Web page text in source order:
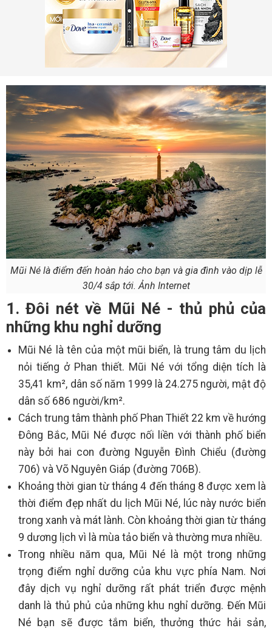
Mũi Né là điểm đến hoàn hảo cho bạn và gia đình vào dịp lễ
30/4 sắp tới. Ảnh Internet
1. Đôi nét về Mũi Né - thủ phủ của
những khu nghỉ dưỡng
Mũi Né là tên của một mũi biển, là trung tâm du lịch
nỏi tiếng ở Phan thiết. Mũi Né với tổng diện tích là
35,41 km², dân số năm 1999 là 24.275 người, mật độ
dân số 686 người/km².
Cách trung tâm thành phố Phan Thiết 22 km về hướng
Đông Bắc, Mũi Né được nối liền với thành phố biển
này bởi hai con đường Nguyễn Đình Chiểu (đường
706) và Võ Nguyên Giáp (đường 706B).
Khoảng thời gian từ tháng 4 đến tháng 8 được xem là
thời điểm đẹp nhất du lịch Mũi Né, lúc này nước biển
trong xanh và mát lành. Còn khoảng thời gian từ tháng
9 dương lịch vì là mùa tảo biển và thường mưa nhiều.
Trong nhiều năm qua, Mũi Né là một trong những
trọng điểm nghỉ dưỡng của khu vực phía Nam. Nơi
đây dịch vụ nghỉ dưỡng rất phát triển được mệnh
danh là thủ phủ của những khu nghỉ dưỡng. Đến Mũi
Né bạn sẽ được tắm biển, thưởng thức hải sản,